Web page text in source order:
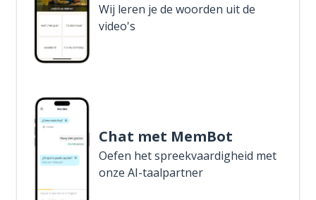
Wij leren je de woorden uit de
video's
Chat met MemBot
Oefen het spreekvaardigheid met
onze AI-taalpartner